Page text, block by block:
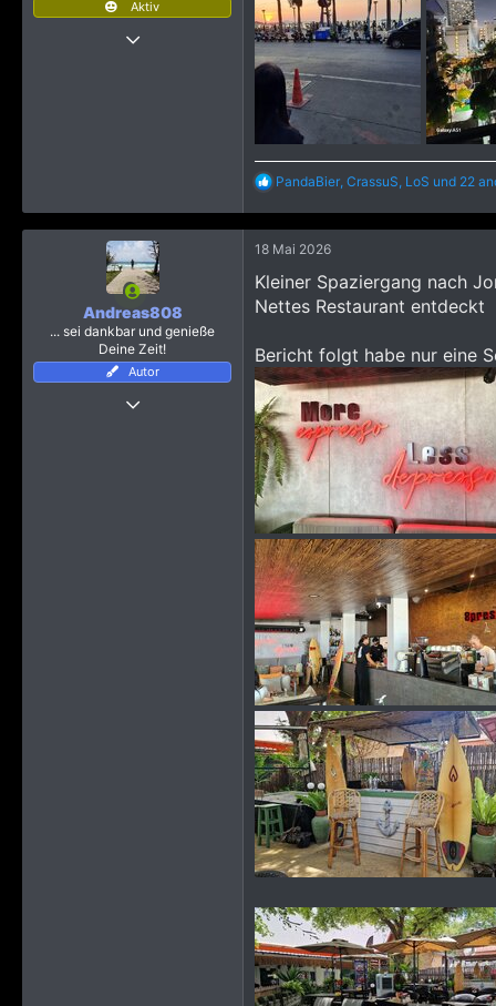
:
Aktiv
3 Dezember 2008
R
a
k
t
o
n
:
PandaBier, CrassuS, LoS und 22
Andreas808
... sei dankbar und genieße
Deine Zeit!
Autor
18 Mai 2026
Kleiner Spaziergang nach
Nettes Restaurant entdeckt
Bericht folgt habe nur eine